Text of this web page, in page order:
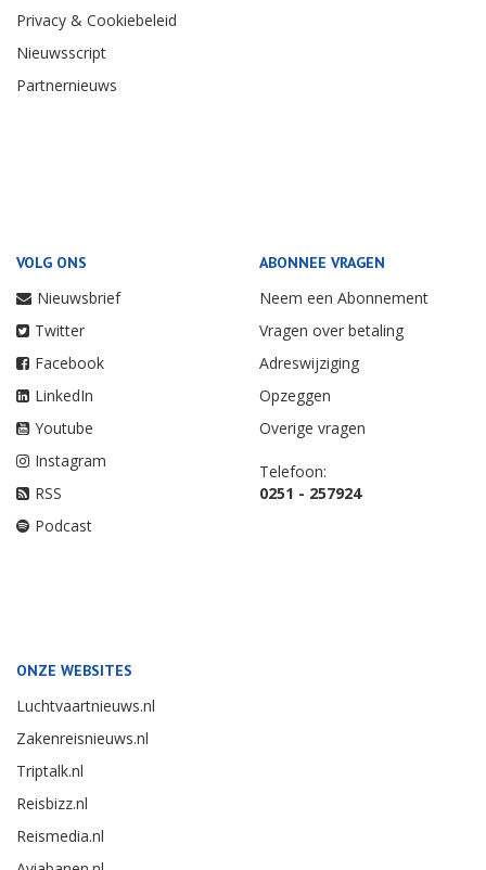
Privacy & Cookiebeleid
Nieuwsscript
Partnernieuws
VOLG ONS
Nieuwsbrief
Twitter
Facebook
LinkedIn
Youtube
Instagram
RSS
Podcast
ABONNEE VRAGEN
Neem een Abonnement
Vragen over betaling
Adreswijziging
Opzeggen
Overige vragen
Telefoon:
0251 - 257924
ONZE WEBSITES
Luchtvaartnieuws.nl
Zakenreisnieuws.nl
Triptalk.nl
Reisbizz.nl
Reismedia.nl